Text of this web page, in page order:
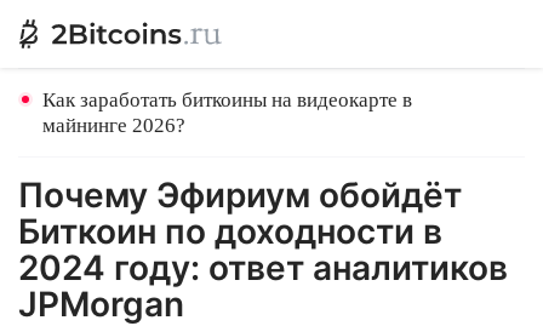
Как заработать биткоины на видеокарте в
майнинге 2026?
Почему Эфириум обойдёт
Биткоин по доходности в
2024 году: ответ аналитиков
JPMorgan